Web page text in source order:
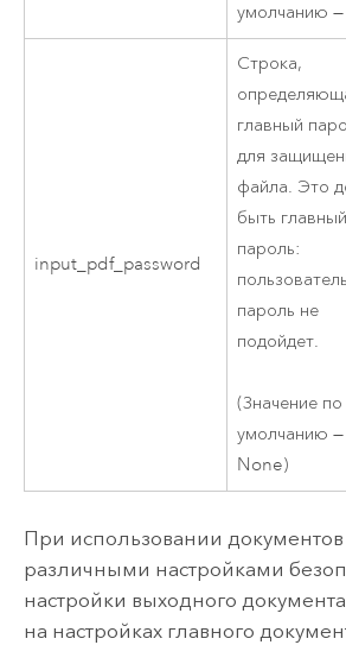
умолчанию
input_pdf_password
Строка,
главный
для
файла. Это
быть главный
пароль:
пароль не
подойдет.
(Значение по
умолчанию —
None)
При использовании документов
различными настройками
настройки выходного
на настройках главного